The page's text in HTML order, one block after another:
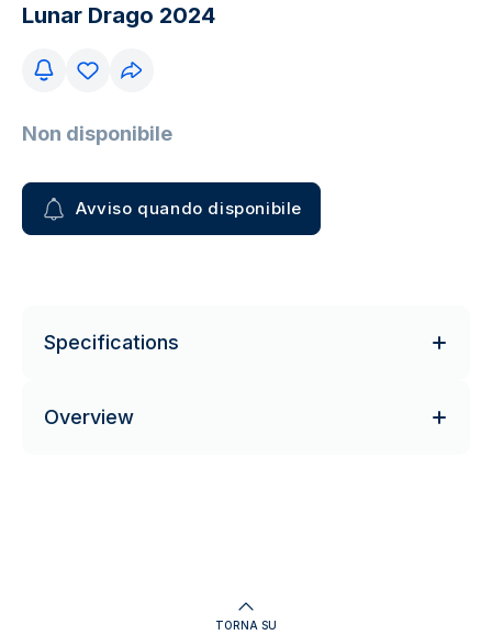
Lunar Drago 2024
Non disponibile
Avviso quando disponibile
Specifications
Overview
TORNA SU